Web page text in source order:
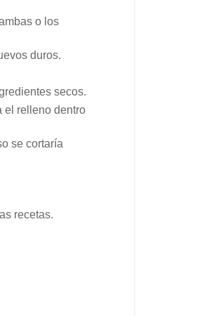
o los
duros.
secos.
el relleno dentro
se cortaría
recetas.